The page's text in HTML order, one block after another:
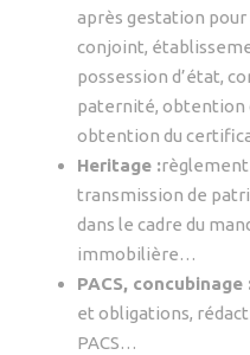
après gestation pour
conjoint,
possession d’état,
paternité, obtention
obtention du
Heritage :règlement
transmission de
dans le cadre du
immobilière…
PACS, concubinage
et obligations,
PACS…